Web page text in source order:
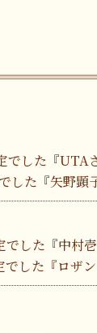
した『UTA
した『矢野顕
した『中村
した『ロザ